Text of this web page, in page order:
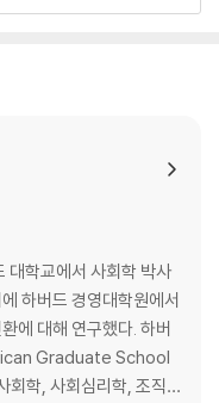
seek enlightenmen
to a meaningful and j
is the cure for psy
a four-stage process t
with it, a sense of pur
of mental suffering. M
대학교에서 사회학 박사
하버드 경영대학원에서
에 대해 연구했다. 하버
Graduate School
학, 사회심리학, 조직